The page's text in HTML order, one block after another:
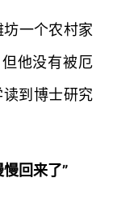
一个农村家
他没有被厄
到博士研究
回来了”